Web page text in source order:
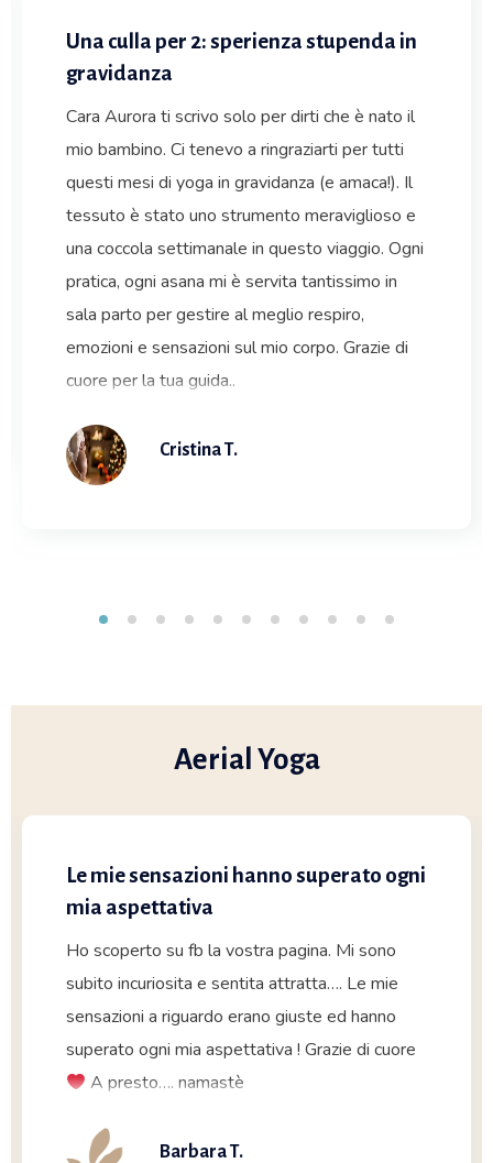
Una culla per 2: sperienza stupenda in
gravidanza
Cara Aurora ti scrivo solo per dirti che è nato il
mio bambino. Ci tenevo a ringraziarti per tutti
questi mesi di yoga in gravidanza (e amaca!). Il
tessuto è stato uno strumento meraviglioso e
una coccola settimanale in questo viaggio. Ogni
pratica, ogni asana mi è servita tantissimo in
sala parto per gestire al meglio respiro,
emozioni e sensazioni sul mio corpo. Grazie di
cuore per la tua guida..
Cristina T.
Aerial Yoga
Le mie sensazioni hanno superato ogni
mia aspettativa
Ho scoperto su fb la vostra pagina. Mi sono
subito incuriosita e sentita attratta…. Le mie
sensazioni a riguardo erano giuste ed hanno
superato ogni mia aspettativa ! Grazie di cuore
A presto…. namastè
Barbara T.